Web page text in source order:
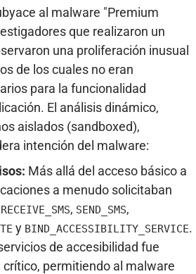
al malware "Premium
que realizaron un
una proliferación inusual
de los cuales no eran
para la funcionalidad
El análisis dinámico,
aislados (sandboxed),
intención del malware:
Más allá del acceso básico a
a menudo solicitaban
RECEIVE_SMS, SEND_SMS,
y BIND_ACCESSIBILITY_SERVICE.
de accesibilidad fue
permitiendo al malware